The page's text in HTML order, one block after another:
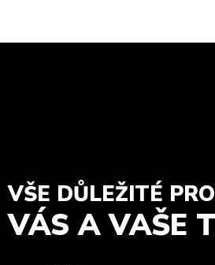
VŠE DŮLEŽITÉ PRO
VÁS A VAŠE